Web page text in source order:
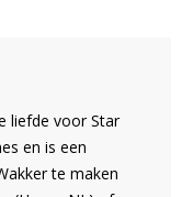
liefde voor Star
en is een
te maken